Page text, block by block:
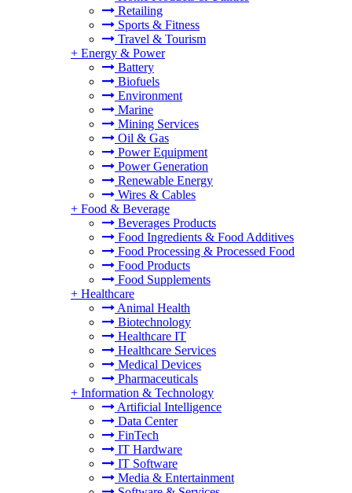
Retailing
Sports & Fitness
Travel & Tourism
+ Energy & Power
Battery
Biofuels
Environment
Marine
Mining Services
Oil & Gas
Power Equipment
Power Generation
Renewable Energy
Wires & Cables
+ Food & Beverage
Beverages Products
Food Ingredients & Food Additives
Food Processing & Processed Food
Food Products
Food Supplements
+ Healthcare
Animal Health
Biotechnology
Healthcare IT
Healthcare Services
Medical Devices
Pharmaceuticals
+ Information & Technology
Artificial Intelligence
Data Center
FinTech
IT Hardware
IT Software
Media & Entertainment